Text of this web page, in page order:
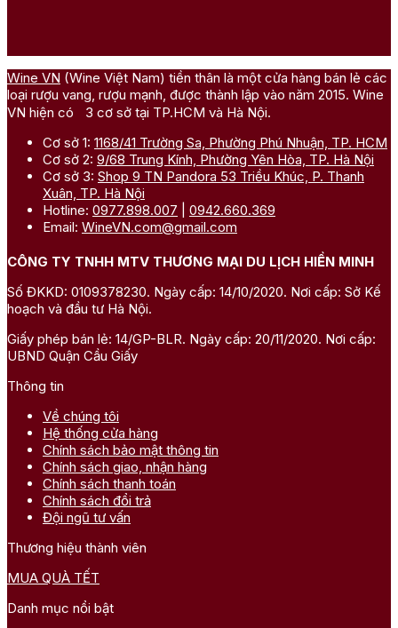
Wine VN (Wine Việt Nam) tiền thân là một cửa hàng bán lẻ các
loại rượu vang, rượu mạnh, được thành lập vào năm 2015. Wine
VN hiện có 3 cơ sở tại TP.HCM và Hà Nội.
Cơ sở 1: 1168/41 Trường Sa, Phường Phú Nhuận, TP. HCM
Cơ sở 2: 9/68 Trung Kính, Phường Yên Hòa, TP. Hà Nội
Cơ sở 3: Shop 9 TN Pandora 53 Triều Khúc, P. Thanh
Xuân, TP. Hà Nội
Hotline: 0977.898.007
0942.660.369
Email: WineVN.com@gmail.com
CÔNG TY TNHH MTV THƯƠNG MẠI DU LỊCH HIỀN MINH
Số ĐKKD: 0109378230. Ngày cấp: 14/10/2020. Nơi cấp: Sở Kế
hoạch và đầu tư Hà Nội.
Giấy phép bán lẻ: 14/GP-BLR. Ngày cấp: 20/11/2020. Nơi cấp:
UBND Quận Cầu Giấy
Thông tin
Về chúng tôi
Hệ thống cửa hàng
Chính sách bảo mật thông tin
Chính sách giao, nhận hàng
Chính sách thanh toán
Chính sách đổi trả
Đội ngũ tư vấn
Thương hiệu thành viên
MUA QUÀ TẾT
Danh mục nổi bật